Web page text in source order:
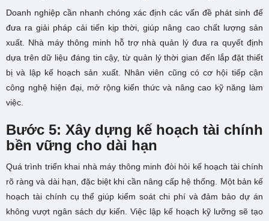
Doanh nghiệp cần nhanh chóng xác định các vấn đề phát sinh để
đưa ra giải pháp cải tiến kịp thời, giúp nâng cao chất lượng sản
xuất. Nhà máy thông minh hỗ trợ nhà quản lý đưa ra quyết định
dựa trên dữ liệu đáng tin cậy, từ quản lý thời gian đến lắp đặt thiết
bị và lập kế hoạch sản xuất. Nhân viên cũng có cơ hội tiếp cận
công nghệ hiện đại, mở rộng kiến thức và nâng cao kỹ năng làm
việc.
Bước 5: Xây dựng kế hoạch tài chính
bền vững cho dài hạn
Quá trình triển khai nhà máy thông minh đòi hỏi kế hoạch tài chính
rõ ràng và dài hạn, đặc biệt khi cần nâng cấp hệ thống. Một bản kế
hoạch tài chính cụ thể giúp kiểm soát chi phí và đảm bảo dự án
không vượt ngân sách dự kiến. Việc lập kế hoạch kỹ lưỡng sẽ tạo